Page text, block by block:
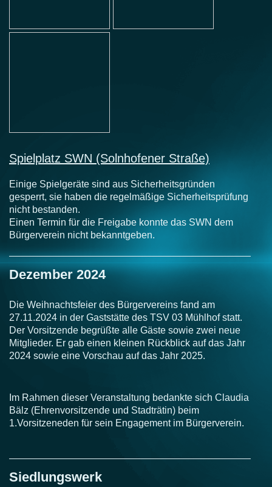
Spielplatz SWN (Solnhofener Straße)
Einige Spielgeräte sind aus Sicherheitsgründen
gesperrt, sie haben die regelmäßige Sicherheitsprüfung
nicht bestanden.
Einen Termin für die Freigabe konnte das SWN dem
Bürgerverein nicht bekanntgeben.
Dezember 2024
Die Weihnachtsfeier des Bürgervereins fand am
27.11.2024 in der Gaststätte des TSV 03 Mühlhof statt.
Der Vorsitzende begrüßte alle Gäste sowie zwei neue
Mitglieder. Er gab einen kleinen Rückblick auf das Jahr
2024 sowie eine Vorschau auf das Jahr 2025.
Im Rahmen dieser Veranstaltung bedankte sich Claudia
Bälz (Ehrenvorsitzende und Stadträtin) beim
1.Vorsitzeneden für sein Engagement im Bürgerverein.
Siedlungswerk